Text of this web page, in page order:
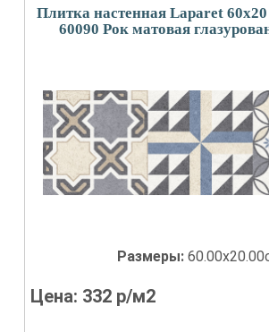
Плитка настенная Laparet
60090 Рок матовая
Размеры:
Цена: 332 р/м2